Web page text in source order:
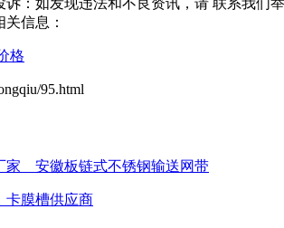
：如发现违法和不良资讯，请 联系我们
信息：
格
95.html
＿安徽板链式不锈钢输送网带
卡膜槽供应商